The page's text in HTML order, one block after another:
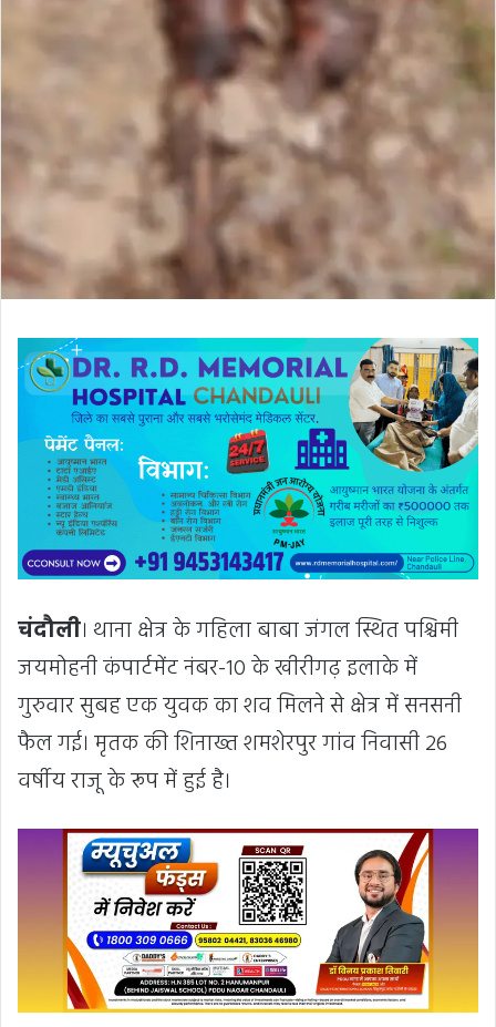
चंदौली। थाना क्षेत्र के गहिला बाबा जंगल स्थित पश्चिमी
जयमोहनी कंपार्टमेंट नंबर-10 के खीरीगढ़ इलाके में
गुरुवार सुबह एक युवक का शव मिलने से क्षेत्र में सनसनी
फैल गई। मृतक की शिनाख्त शमशेरपुर गांव निवासी 26
वर्षीय राजू के रूप में हुई है।